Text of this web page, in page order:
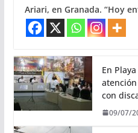
Ariari, en Granada. “Hoy
En
con
09/07/